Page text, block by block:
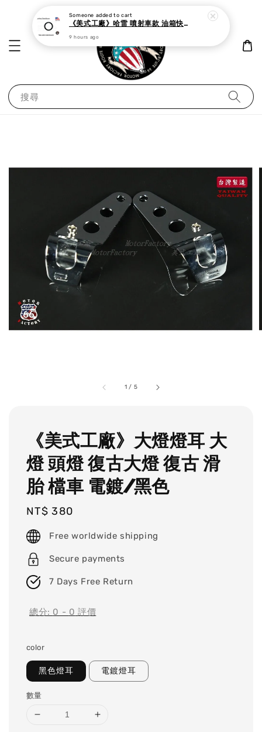
搜尋
1 / 5
《美式工廠》大燈燈耳 大
燈 頭燈 復古大燈 復古 滑
胎 檔車 電鍍/黑色
Regular
price
NT$ 380
Free worldwide shipping
Secure payments
7 Days Free Return
總分: 0 - 0 評價
color
黑色燈耳 電鍍燈耳
數量
Someone added to cart
《美式工廠》哈雷 噴射車款 油箱快速接頭 母 o型環
9 hours ago